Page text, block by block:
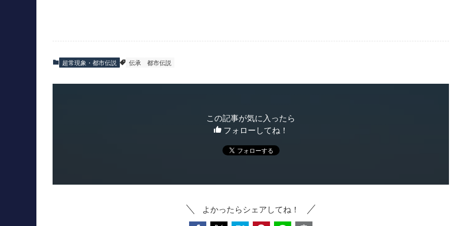
超常現象・都市伝説 伝承 都市伝説
この記事が気に入ったら
フォローしてね！
よかったらシェアしてね！